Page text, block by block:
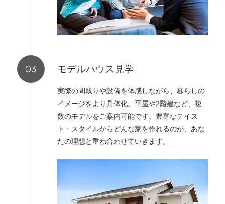
モデルハウス見学
実際の間取りや設備を体感しながら、暮らしの
イメージをより具体化。平屋や2階建など、複
数のモデルをご案内可能です。豊富なテイス
ト・スタイルからどんな家を作れるのか、あな
たの理想と重ね合わせていきます。